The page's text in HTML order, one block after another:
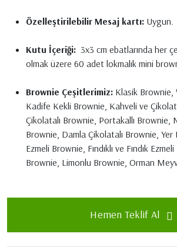
Özelleştirilebilir Mesaj kartı: Uygun.
Kutu İçeriği: 3x3 cm ebatlarında her
olmak üzere 60 adet lokmalık mini
Brownie Çeşitlerimiz: Klasik Brownie,
Kadife Kekli Brownie, Kahveli ve
Çikolatalı Brownie, Portakallı Brownie,
Brownie, Damla Çikolatalı Brownie, Yer
Ezmeli Brownie, Fındıklı ve Fındık
Brownie, Limonlu Brownie, Orman
Hemen Teklif Al